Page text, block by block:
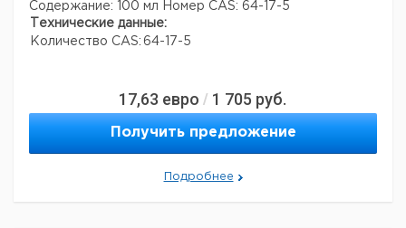
Содержание: 100 мл
Номер CAS: 64-17-5
Технические данные:
Количество CAS: 64-17-5
17,63 евро / 1 705 руб.
Получить предложение
Подробнее